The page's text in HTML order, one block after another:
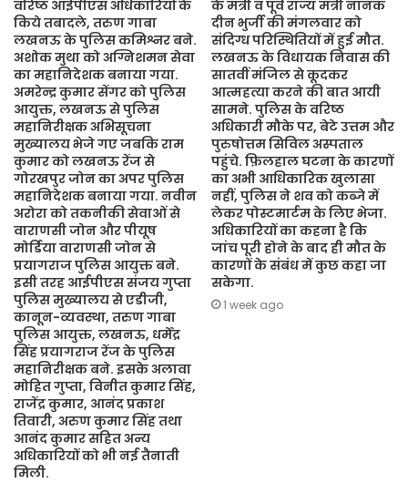
वरिष्ठ आईपीएस अधिकारियों के
किये तबादले, तरुण गाबा
लखनऊ के पुलिस कमिश्नर बने.
अशोक मुथा को अग्निशमन सेवा
का महानिदेशक बनाया गया.
अमरेन्द्र कुमार सेंगर को पुलिस
आयुक्त, लखनऊ से पुलिस
महानिरीक्षक अभिसूचना
मुख्यालय भेजे गए जबकि राम
कुमार को लखनऊ रेंज से
गोरखपुर जोन का अपर पुलिस
महानिदेशक बनाया गया. नवीन
अरोरा को तकनीकी सेवाओं से
वाराणसी जोन और पीयूष
मोर्डिया वाराणसी जोन से
प्रयागराज पुलिस आयुक्त बने.
इसी तरह आईपीएस संजय गुप्ता
पुलिस मुख्यालय से एडीजी,
कानून-व्यवस्था, तरुण गाबा
पुलिस आयुक्त, लखनऊ, धर्मेंद्र
सिंह प्रयागराज रेंज के पुलिस
महानिरीक्षक बने. इसके अलावा
मोहित गुप्ता, विनीत कुमार सिंह,
राजेंद्र कुमार, आनंद प्रकाश
तिवारी, अरुण कुमार सिंह तथा
आनंद कुमार सहित अन्य
अधिकारियों को भी नई तैनाती
मिली.
के मंत्री व पूर्व राज्य मंत्री नानक
दीन भुर्जी की मंगलवार को
संदिग्ध परिस्थितियों में हुई मौत.
लखनऊ के विधायक निवास की
सातवीं मंजिल से कूदकर
आत्महत्या करने की बात आयी
सामने. पुलिस के वरिष्ठ
अधिकारी मौके पर, बेटे उत्तम और
पुरुषोत्तम सिविल अस्पताल
पहुंचे. फ़िलहाल घटना के कारणों
का अभी आधिकारिक खुलासा
नहीं, पुलिस ने शव को कब्जे में
लेकर पोस्टमार्टम के लिए भेजा.
अधिकारियों का कहना है कि
जांच पूरी होने के बाद ही मौत के
कारणों के संबंध में कुछ कहा जा
सकेगा.
1 week ago